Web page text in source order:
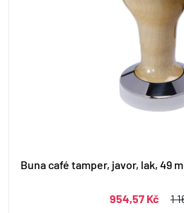
Buna café tamper, javor, lak, 49
954,57 Kč 1